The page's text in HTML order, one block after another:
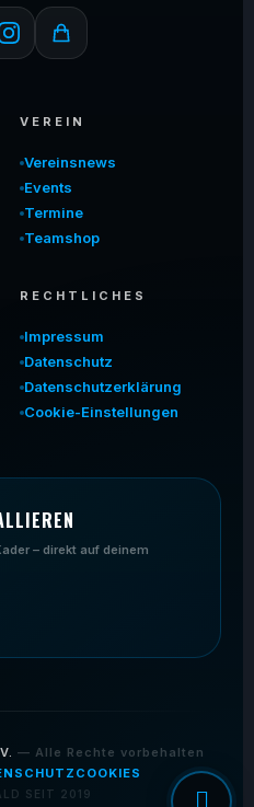
VEREIN
Vereinsnews
Events
Termine
Teamshop
RECHTLICHES
Impressum
Datenschutz
Datenschutzerklärung
Cookie-Einstellungen
– direkt auf deinem
— Alle Rechte vorbehalten
COOKIES
SEIT 2019